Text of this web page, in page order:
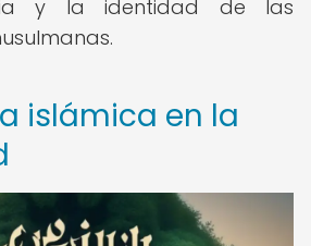
y la identidad de las
islámica en la